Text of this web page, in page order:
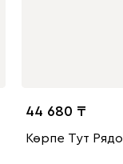
44 680